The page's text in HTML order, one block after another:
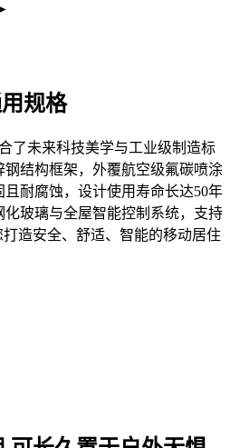
规格
了未来科技美学与工业级制造标
钢结构框架，外覆航空级氟碳喷涂
且耐腐蚀，设计使用寿命长达50年
化玻璃与全屋智能控制系统，支持
造安全、舒适、智能的移动居住